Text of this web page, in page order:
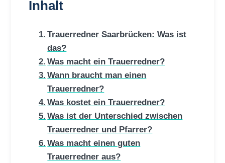
Inhalt
Trauerredner Saarbrücken: Was ist
das?
Was macht ein Trauerredner?
Wann braucht man einen
Trauerredner?
Was kostet ein Trauerredner?
Was ist der Unterschied zwischen
Trauerredner und Pfarrer?
Was macht einen guten
Trauerredner aus?